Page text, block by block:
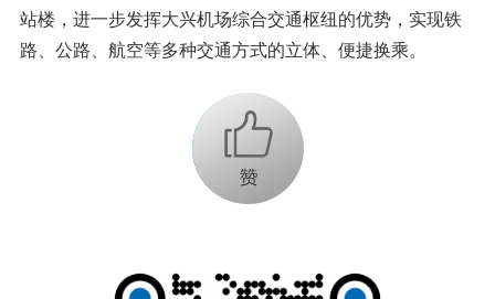
站楼，进一步发挥大兴机场综合交通枢纽的优势，实现铁
路、公路、航空等多种交通方式的立体、便捷换乘。
+1